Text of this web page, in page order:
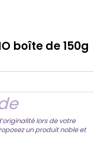
boîte de 150g
lors de votre
un produit noble et